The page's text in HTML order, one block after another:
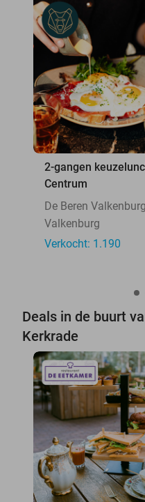
2-gangen
Centrum
De Beren
Valkenburg
Verkocht: 1.190
Deals in de buurt
Kerkrade